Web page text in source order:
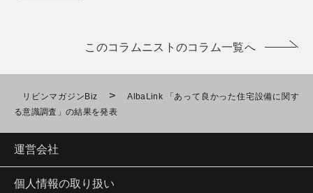
このコラムニストのコラム一覧へ
リビンマガジンBiz >
AlbaLink 「あって良かった住宅設備に関す
る意識調査」の結果を発表
運営会社
個人情報の取り扱い